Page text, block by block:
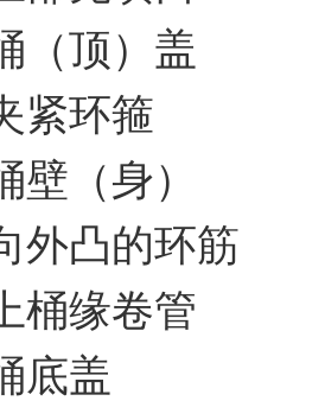
（顶）盖
紧环箍
（身）
外凸的环筋
桶缘卷管
底盖